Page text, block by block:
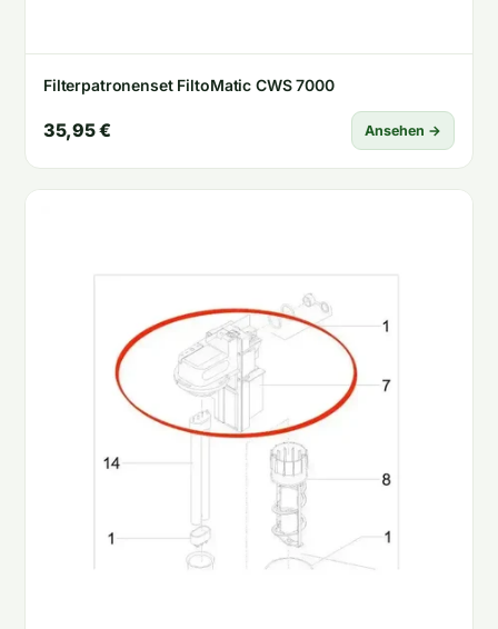
Filterpatronenset FiltoMatic CWS 7000
35,95 € Ansehen →